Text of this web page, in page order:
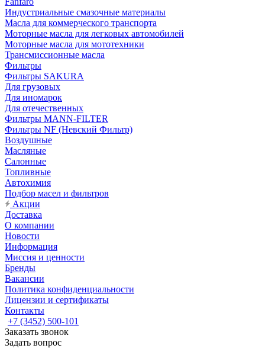
Индустриальные смазочные материалы
Масла для коммерческого транспорта
Моторные масла для легковых автомобилей
Моторные масла для мототехники
Трансмиссионные масла
Фильтры
Фильтры SAKURA
Для грузовых
Для иномарок
Для отечественных
Фильтры MANN-FILTER
Фильтры NF (Невский Фильтр)
Воздушные
Масляные
Салонные
Топливные
Автохимия
Подбор масел и фильтров
Акции
Доставка
О компании
Новости
Информация
Миссия и ценности
Бренды
Вакансии
Политика конфиденциальности
Лицензии и сертификаты
Контакты
+7 (3452) 500-101
Заказать звонок
Задать вопрос